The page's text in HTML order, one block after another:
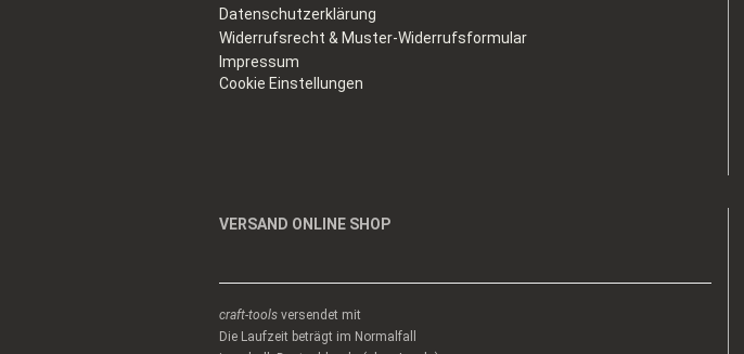
Datenschutzerklärung
Widerrufsrecht & Muster-Widerrufsformular
Impressum
Cookie Einstellungen
VERSAND ONLINE SHOP
craft-tools versendet mit
Die Laufzeit beträgt im Normalfall